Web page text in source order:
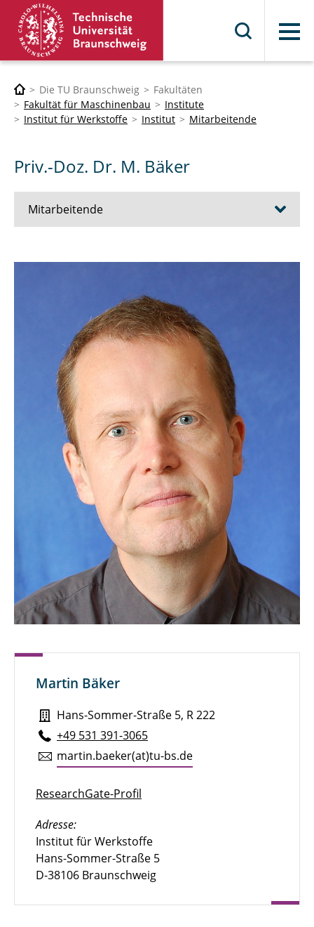
Menü
Die TU Braunschweig
Fakultäten
Fakultät für Maschinenbau
Institute
Institut für Werkstoffe
Institut Mitarbeitende
Priv.-Doz. Dr. M. Bäker
Mitarbeitende
Dr.-Ing. K. Dörries
Dr.-Ing. T. Fiedler
Dr.-Ing. F. Haase
M. Sc. E. Merz
Prof. a. D. Dr. J. Rösler
C. Siemers
M. Sc. E. Zadow
Ehemalige Mitarbeitende
Martin Bäker
Hans-Sommer-Straße 5, R 222
+49 531 391-3065
martin.​baeker(at)tu-​bs.​de
ResearchGate-Profil
Adresse:
Institut für Werkstoffe
Hans-Sommer-Straße 5
D-38106 Braunschweig